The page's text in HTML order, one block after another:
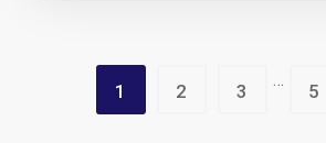
1 2 3
…
5